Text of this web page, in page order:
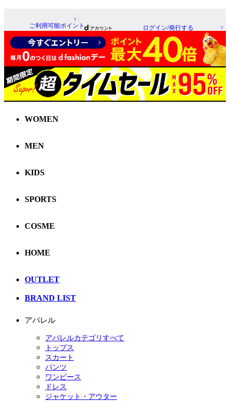
ご利用可能ポイント ログイン/発行する
WOMEN
MEN
KIDS
SPORTS
COSME
HOME
OUTLET
BRAND LIST
アパレル
アパレルカテゴリすべて
トップス
スカート
パンツ
ワンピース
ドレス
ジャケット・アウター